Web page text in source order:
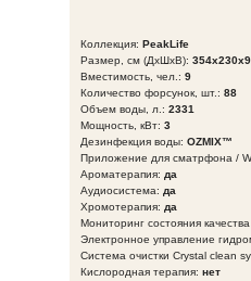
Коллекция: PeakLife
Размер, см (ДхШхВ):
Вместимость, чел.: 9
Количество форсунок, шт.: 88
Объем воды, л.: 2331
Мощность, кВт: 3
Дезинфекция воды: OZMIX™
Приложение для сматрфона /
Ароматерапия: да
Аудиосистема: да
Хромотерапия: да
Мониторинг состояния
Электронное управление
Система очистки Crystal clean
Кислородная терапия: нет